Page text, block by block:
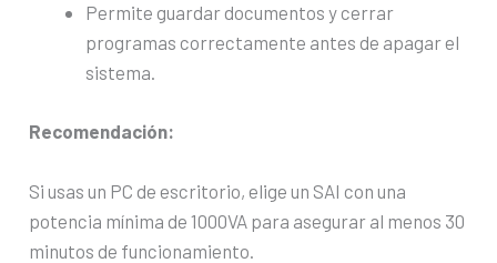
Permite guardar documentos y cerrar
programas correctamente antes de apagar el
sistema.
Recomendación:
Si usas un PC de escritorio, elige un SAI con una
potencia mínima de 1000VA para asegurar al menos 30
minutos de funcionamiento.